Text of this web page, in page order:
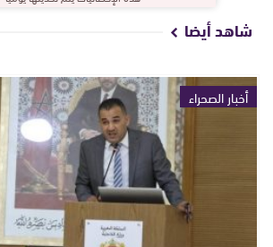
شاهد أيضا
أخبار الصحراء